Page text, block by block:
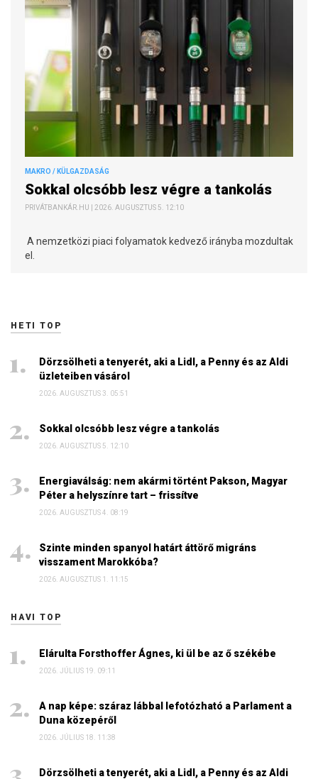
MAKRO / KÜLGAZDASÁG
Sokkal olcsóbb lesz végre a tankolás
PRIVÁTBANKÁR.HU | 2026. AUGUSZTUS 5. 12:10
A nemzetközi piaci folyamatok kedvező irányba mozdultak
el.
HETI TOP
Dörzsölheti a tenyerét, aki a Lidl, a Penny és az Aldi
üzleteiben vásárol
2026. AUGUSZTUS 3. 05:51
Sokkal olcsóbb lesz végre a tankolás
2026. AUGUSZTUS 5. 12:10
Energiaválság: nem akármi történt Pakson, Magyar
Péter a helyszínre tart – frissítve
2026. AUGUSZTUS 4. 08:19
Szinte minden spanyol határt áttörő migráns
visszament Marokkóba?
2026. AUGUSZTUS 1. 11:15
HAVI TOP
Elárulta Forsthoffer Ágnes, ki ül be az ő székébe
2026. JÚLIUS 19. 09:11
A nap képe: száraz lábbal lefotózható a Parlament a
Duna közepéről
2026. JÚLIUS 18. 11:38
Dörzsölheti a tenyerét, aki a Lidl, a Penny és az Aldi